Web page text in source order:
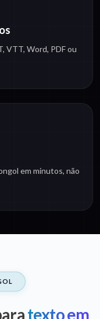
VTT, Word, PDF ou
em minutos, não
texto em